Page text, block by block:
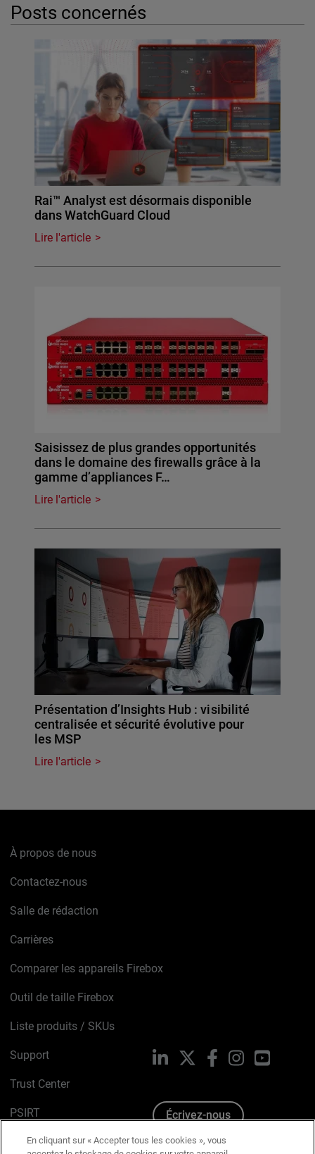
Posts concernés
Rai™ Analyst est désormais disponible
dans WatchGuard Cloud
Lire l'article
Saisissez de plus grandes opportunités
dans le domaine des firewalls grâce à la
gamme d’appliances F…
Lire l'article
Présentation d’Insights Hub : visibilité
centralisée et sécurité évolutive pour
les MSP
Lire l'article
À propos de nous
Contactez-nous
Salle de rédaction
Carrières
Comparer les appareils Firebox
Outil de taille Firebox
Liste produits / SKUs
Support
Trust Center
PSIRT
Avis sur les cookies
LinkedIn FacebookInstagramYouTube
Écrivez-nous
En cliquant sur « Accepter tous les cookies », vous